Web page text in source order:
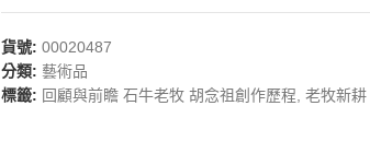
貨號: 00020487
分類: 藝術品
標籤: 回顧與前瞻 石牛老牧 胡念祖創作歷程 老牧新